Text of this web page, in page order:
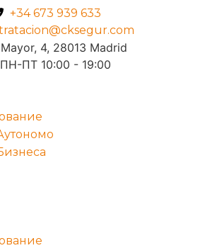
+34 673 939 633
4, 28013 Madrid​
ПН-ПТ 10:00 - 19:00​